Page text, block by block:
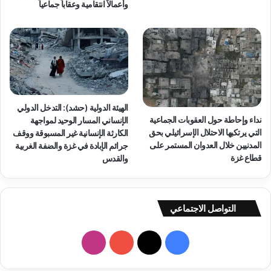
ط
ع
ج
ز
د
و
ل
ي
ف
ا
ض
ح
ظ
ا
م
ا
س
ت
ع
م
ا
ر
ش
م
ل
ع
ش
وأعمالاً انتقامية وعقاباً جماعياً
نداء وإحاطة حول العقوبات الجماعية
التي يرتكبها الاحتلال الإسرائيلي بحق
المدنيين خلال العدوان المستمر على
قطاع غزة
الهيئة الدولية (حشد): التدخل الدولي
الإنساني المسار الوحيد لمواجهة
الكارثة الإنسانية غير المسبوقة ووقف
جرائم الإبادة في غزة والضفة الغربية
والقدس
التواصل الاجتماعي
ي
X
Y
ن